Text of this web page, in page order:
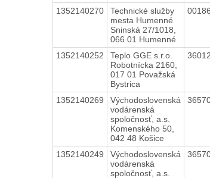
1352140270
Technické služby
mesta Humenné
Sninská 27/1018,
066 01 Humenné
1352140252
Teplo GGE s.r.o.
Robotnícka 2160,
017 01 Považská
Bystrica
1352140269
Východoslovenská
vodárenská
spoločnosť, a.s.
Komenského 50,
042 48 Košice
1352140249
Východoslovenská
vodárenská
spoločnosť, a.s.